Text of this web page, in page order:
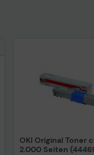
OKI Original Toner
2.000 Seiten